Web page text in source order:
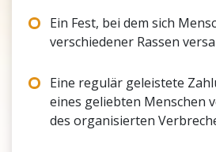
Ein Fest, bei dem sich
verschiedener Rassen
Eine regulär geleistete
eines geliebten Menschen
des organisierten